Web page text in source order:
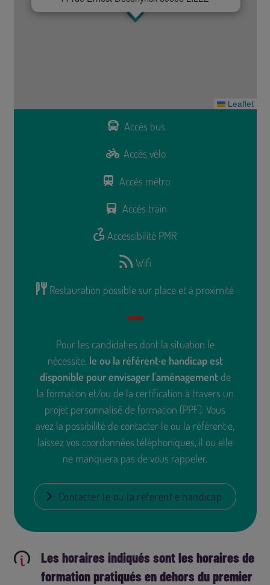
Leaflet
Accès bus
Accès vélo
Accès métro
Accès train
Accessibilité PMR
Wifi
Restauration possible sur place et à proximité
Pour les candidat·es dont la situation le
nécessite, le ou la référent·e handicap est
disponible pour envisager l'aménagementde
la formation et/ou de la certification à travers un
projet personnalisé de formation (PPF). Vous
avez la possibilité de contacter le ou la référent·e,
laissez vos coordonnées téléphoniques, il ou elle
ne manquera pas de vous rappeler.
Contacter le ou la réferent·e handicap
Les horaires indiqués sont les horaires de
formation pratiqués en dehors du premier